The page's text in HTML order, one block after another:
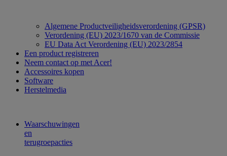
Algemene Productveiligheidsverordening (GPSR)
Verordening (EU) 2023/1670 van de Commissie
EU Data Act Verordening (EU) 2023/2854
Een product registreren
Neem contact op met Acer!
Accessoires kopen
Software
Herstelmedia
Waarschuwingen
en
terugroepacties